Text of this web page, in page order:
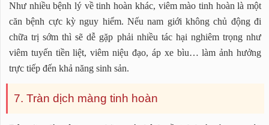
Như nhiều bệnh lý về tinh hoàn khác, viêm mào tinh hoàn là một
căn bệnh cực kỳ nguy hiểm. Nếu nam giới không chủ động đi
chữa trị sớm thì sẽ dễ gặp phải nhiều tác hại nghiêm trọng như
viêm tuyến tiền liệt, viêm niệu đạo, áp xe bìu… làm ảnh hưởng
trực tiếp đến khả năng sinh sản.
7. Tràn dịch màng tinh hoàn